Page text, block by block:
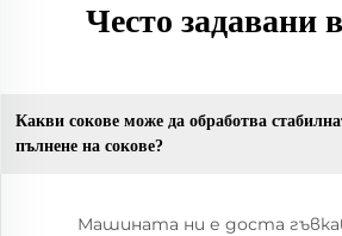
Често задавани
Какви сокове може да обработва
пълнене на сокове?
Машината ни е доста